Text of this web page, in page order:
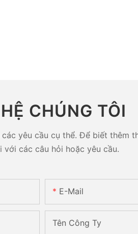
CHÚNG TÔI
yêu cầu cụ thể. Để biết
với các câu hỏi hoặc yêu cầu.
E-Mail
Tên Công Ty